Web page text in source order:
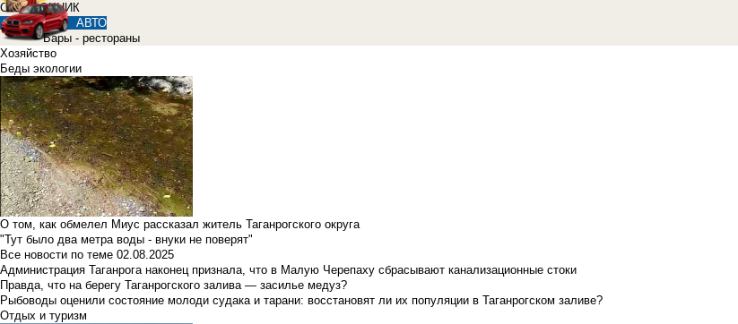
СПРАВОЧНИК
АВТО
Бары - рестораны
Хозяйство
Беды экологии
О том, как обмелел Миус рассказал житель Таганрогского округа
"Тут было два метра воды - внуки не поверят"
Все новости по теме 02.08.2025
Администрация Таганрога наконец признала, что в Малую Черепаху сбрасывают канализационные стоки
Правда, что на берегу Таганрогского залива — засилье медуз?
Рыбоводы оценили состояние молоди судака и тарани: восстановят ли их популяции в Таганрогском заливе?
Отдых и туризм